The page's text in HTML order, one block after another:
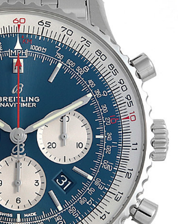
ロレックス
パテック
フィリップ